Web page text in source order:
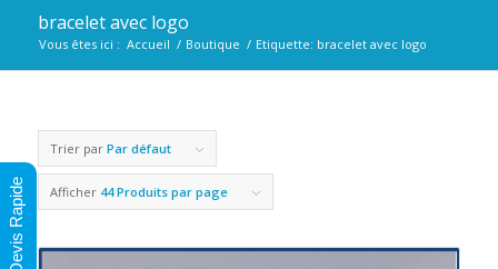
bracelet avec logo
Vous êtes ici : Accueil / Boutique / Etiquette: bracelet avec logo
Trier par Par défaut
Afficher 44 Produits par page
Devis Rapide